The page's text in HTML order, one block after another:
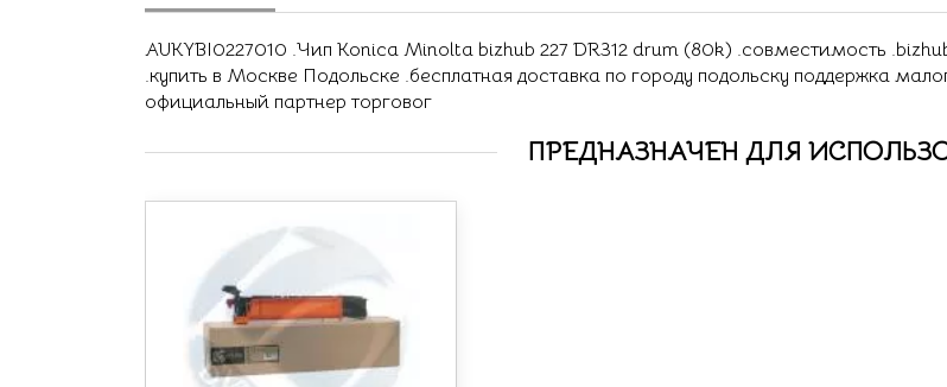
AUKYBI0227010 .Чип Konica Minolta bizhub 227 DR312 drum (80k) .совместимость
.купить в Москве Подольске .бесплатная доставка по городу подольску поддержка
официальный партнер торговог
ПРЕДНАЗНАЧЕН ДЛЯ